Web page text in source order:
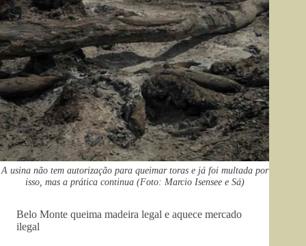
A usina não tem autorização para queimar toras e já foi multada por
isso, mas a prática continua (Foto: Marcio Isensee e Sá)
Belo Monte queima madeira legal e aquece mercado
ilegal